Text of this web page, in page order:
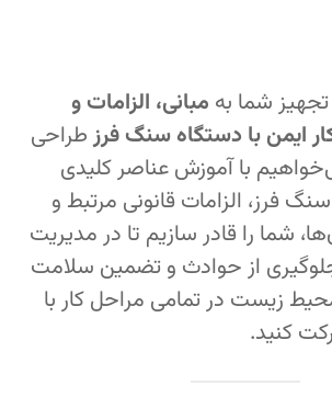
شما به مبانی، الزامات و
ایمن با دستگاه سنگ فرزطراحی
با آموزش عناصر کلیدی
فرز، الزامات قانونی مرتبط و
شما را قادر سازیم تا در مدیریت
از حوادث و تضمین سلامت
زیست در تمامی مراحل کار با
کنید.